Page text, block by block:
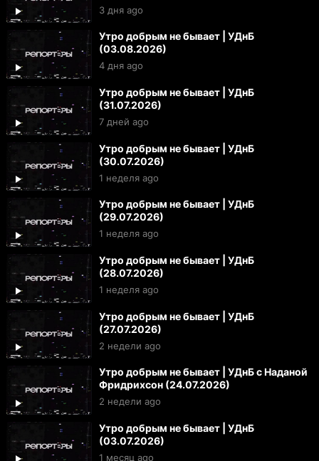
3 дня ago
Утро добрым не бывает | УДнБ
(03.08.2026)
4 дня ago
Утро добрым не бывает | УДнБ
(31.07.2026)
7 дней ago
Утро добрым не бывает | УДнБ
(30.07.2026)
1 неделя ago
Утро добрым не бывает | УДнБ
(29.07.2026)
1 неделя ago
Утро добрым не бывает | УДнБ
(28.07.2026)
1 неделя ago
Утро добрым не бывает | УДнБ
(27.07.2026)
2 недели ago
Утро добрым не бывает | УДнБ с Наданой
Фридрихсон (24.07.2026)
2 недели ago
Утро добрым не бывает | УДнБ
(03.07.2026)
1 месяц ago